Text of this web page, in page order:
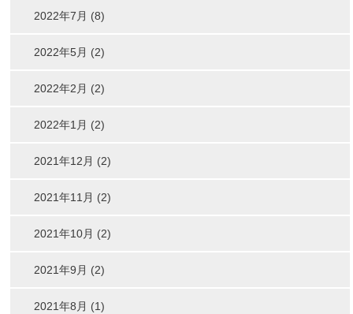
2022年7月 (8)
2022年5月 (2)
2022年2月 (2)
2022年1月 (2)
2021年12月 (2)
2021年11月 (2)
2021年10月 (2)
2021年9月 (2)
2021年8月 (1)